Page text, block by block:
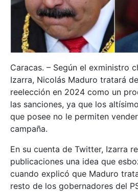
Caracas. – Según el exministro
Izarra, Nicolás Maduro tratará
reelección en 2024 como un
las sanciones, ya que los
que posee no le permiten
campaña.
En su cuenta de Twitter, Izarra
publicaciones una idea que
cuando explicó que Maduro
resto de los gobernadores del